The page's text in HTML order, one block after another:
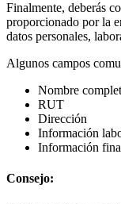
Finalmente, deberás
proporcionado por la
datos personales,
Algunos campos
Nombre
RUT
Dirección
Información
Información
Consejo: